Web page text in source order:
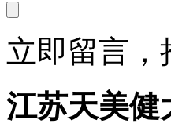
立即留言
江苏天美健